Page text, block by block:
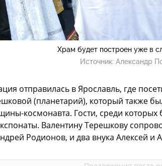
Храм будет построен уже в
Источник: Александр
отправилась в Ярославль, где
(планетарий), который также
космонавта. Гости, среди
Валентину Терешкову
Родионов, и два внука Алексей и